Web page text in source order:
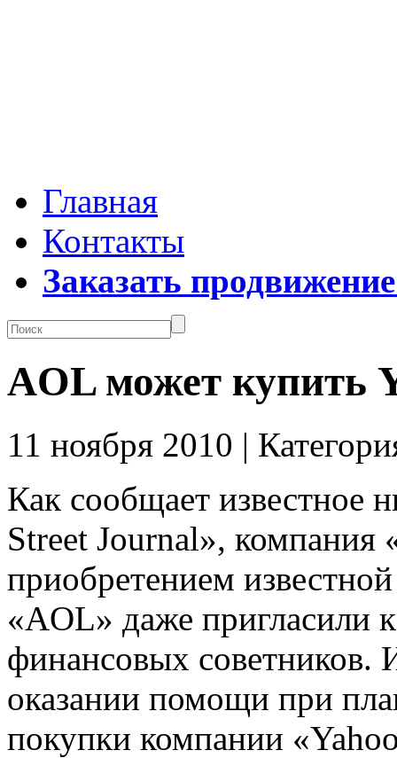
Главная
Контакты
Заказать
AOL может купить
11 ноября 2010 |
Как сообщает известное
Street Journal», компания
приобретением
«AOL» даже пригласили
финансовых советников.
оказании помощи при
покупки компании